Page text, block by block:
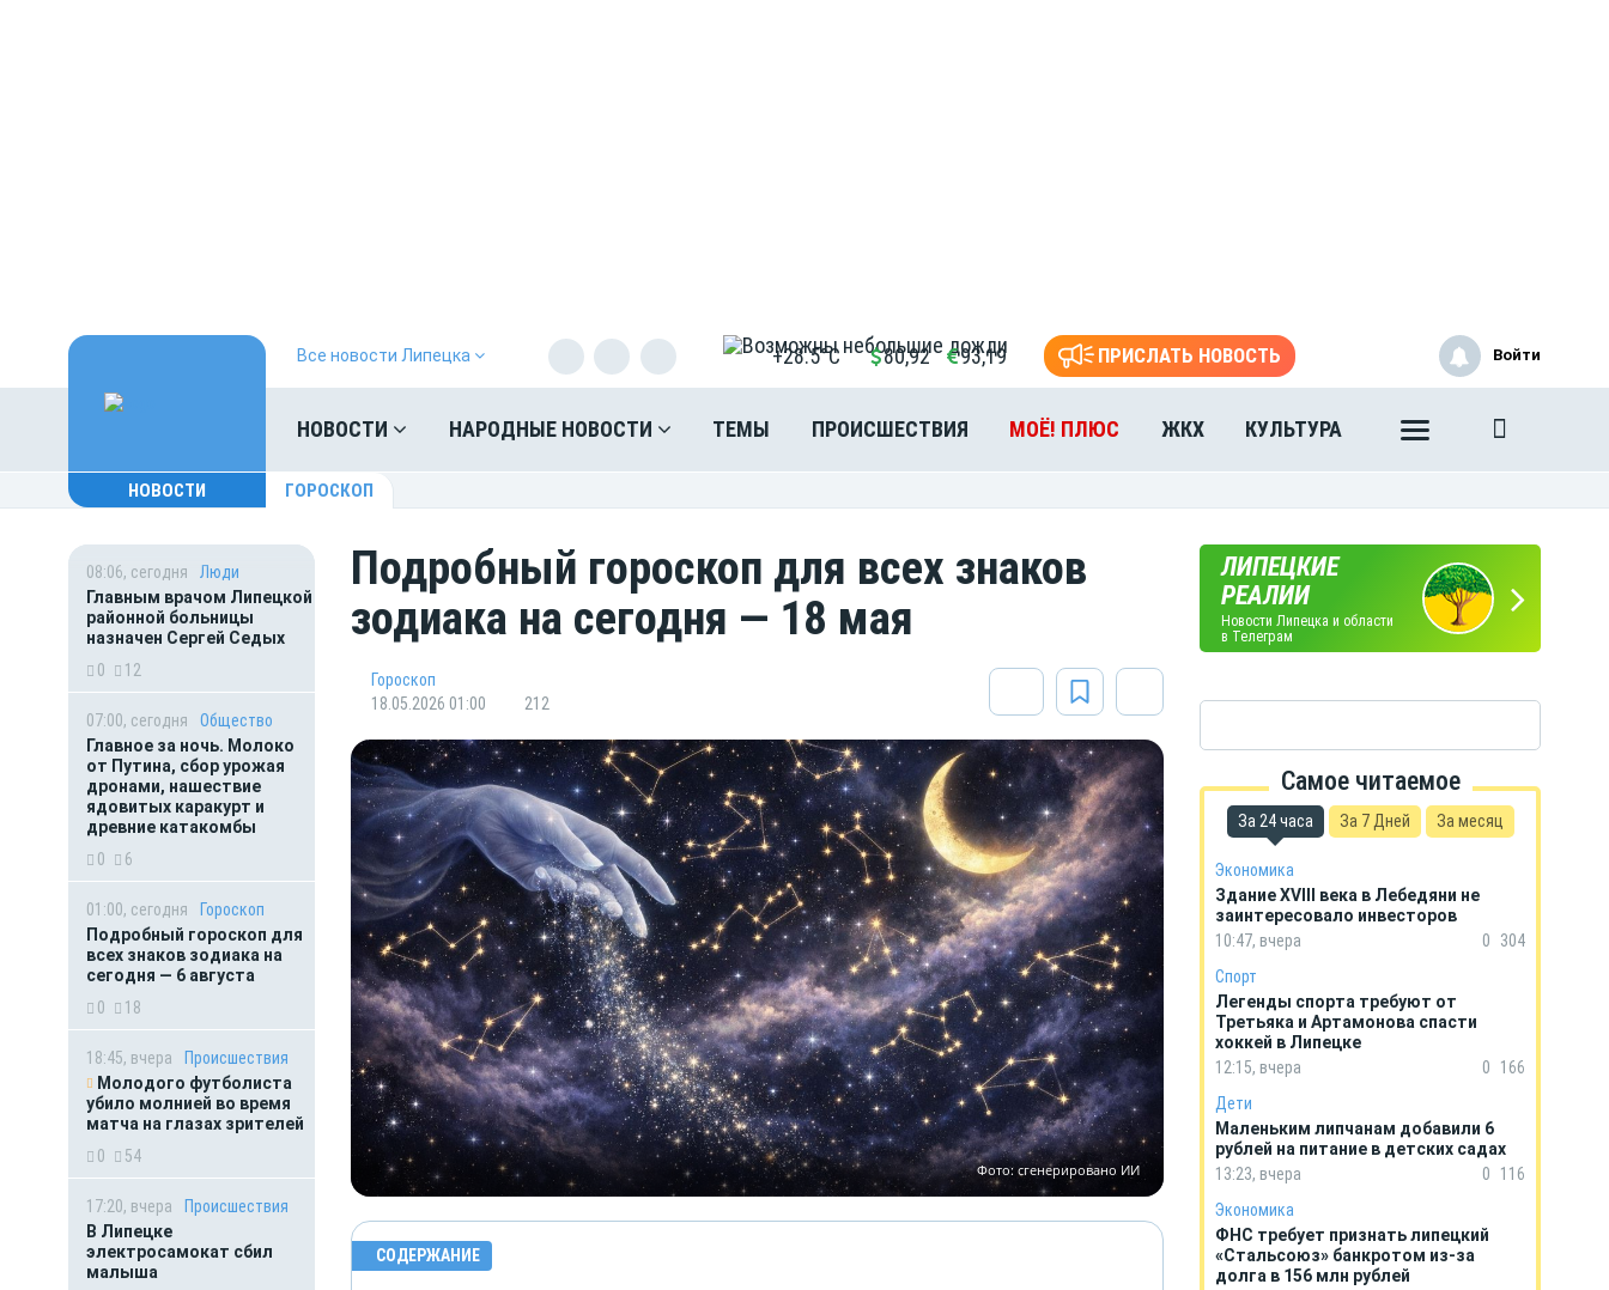
Все новости Липецка +28.5°C 80,92 93,19 ПРИСЛАТЬ НОВОСТЬ
НОВОСТИ НАРОДНЫЕ НОВОСТИ ТЕМЫ ПРОИСШЕСТВИЯ МОЁ! ПЛЮС ЖКХ КУЛЬТУРА
Войти
НОВОСТИ ГОРОСКОП
08:06, сегодня
Люди
Главным врачом Липецкой
районной больницы
назначен Сергей Седых
0
12
07:00, сегодня
Общество
Главное за ночь. Молоко
от Путина, сбор урожая
дронами, нашествие
ядовитых каракурт и
древние катакомбы
0
6
01:00, сегодня
Гороскоп
Подробный гороскоп для
всех знаков зодиака на
сегодня — 6 августа
0
18
18:45, вчера
Происшествия
Молодого футболиста
убило молнией во время
матча на глазах зрителей
0
54
17:20, вчера
Происшествия
В Липецке
электросамокат сбил
малыша
Подробный гороскоп для всех знаков
зодиака на сегодня — 18 мая
Гороскоп
18.05.2026 01:00
212
Фото: сгенерировано ИИ
СОДЕРЖАНИЕ
ЛИПЕЦКИЕ
РЕАЛИИ
Новости Липецка и области
в Телеграм
ГОРОСКОП
НА КАЖДЫЙ ДЕНЬ
ПОГОДА
В ЛИПЕЦКЕ
Самое читаемое
За 24 часа За 7 Дней За месяц
Экономика
Здание XVIII века в Лебедяни не
заинтересовало инвесторов
10:47, вчера
0
304
Спорт
Легенды спорта требуют от
Третьяка и Артамонова спасти
хоккей в Липецке
12:15, вчера
0
166
Дети
Маленьким липчанам добавили 6
рублей на питание в детских садах
13:23, вчера
0
116
Экономика
ФНС требует признать липецкий
«Стальсоюз» банкротом из-за
долга в 156 млн рублей